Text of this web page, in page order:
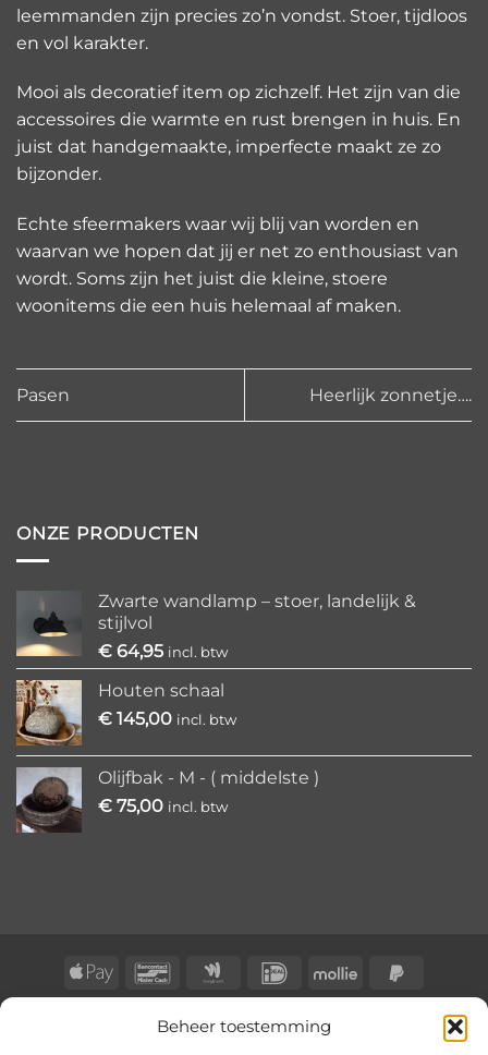
Beheer toestemming
leemmanden zijn precies zo’n vondst. Stoer, tijdloos
en vol karakter.
Mooi als decoratief item op zichzelf. Het zijn van die
accessoires die warmte en rust brengen in huis. En
juist dat handgemaakte, imperfecte maakt ze zo
bijzonder.
Echte sfeermakers waar wij blij van worden en
waarvan we hopen dat jij er net zo enthousiast van
wordt. Soms zijn het juist die kleine, stoere
woonitems die een huis helemaal af maken.
Pasen Heerlijk zonnetje….
ONZE PRODUCTEN
Zwarte wandlamp – stoer, landelijk &
stijlvol
€ 64,95 incl. btw
Houten schaal
€ 145,00 incl. btw
Olijfbak - M - ( middelste )
€ 75,00 incl. btw
Apple
Pay
BancontactGoogle
Wallet
IDeal Mollie
2